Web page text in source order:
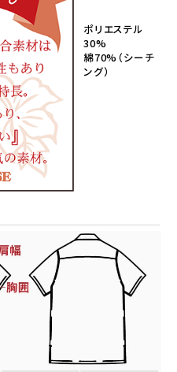
ポリエステル
30%
綿70%（シーチ
ング）